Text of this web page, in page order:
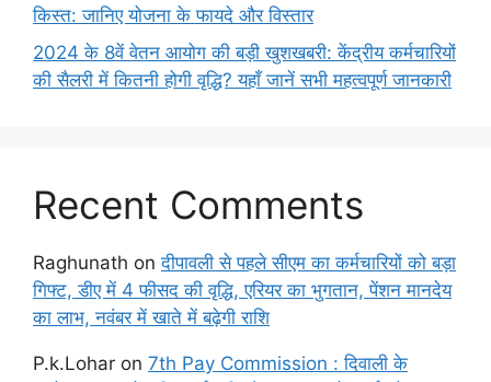
किस्त: जानिए योजना के फायदे और विस्तार
2024 के 8वें वेतन आयोग की बड़ी खुशखबरी: केंद्रीय कर्मचारियों
की सैलरी में कितनी होगी वृद्धि? यहाँ जानें सभी महत्वपूर्ण जानकारी
Recent Comments
Raghunath onदीपावली से पहले सीएम का कर्मचारियों को बड़ा
गिफ्ट, डीए में 4 फीसद की वृद्धि, एरियर का भुगतान, पेंशन मानदेय
का लाभ, नवंबर में खाते में बढ़ेगी राशि
P.k.Lohar on 7th Pay Commission : दिवाली के